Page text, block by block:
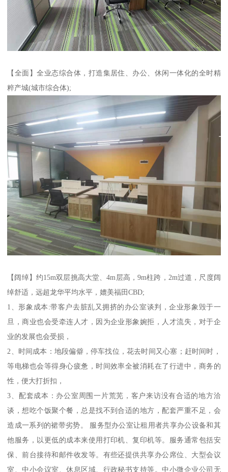
【全面】全业态综合体，打造集居住、办公、休闲一体化的全时精
粹产城(城市综合体);
【阔绰】约15m双层挑高大堂、4m层高，9m柱跨，2m过道，尺度阔
绰舒适，远超龙华平均水平，媲美福田CBD;
1、形象成本:带客户去脏乱又拥挤的办公室谈判，企业形象毁于一
旦，商业也会受牵连人才，因为企业形象婉拒，人才流失，对于企
业的发展也会受损，
2、时间成本：地段偏僻，停车找位，花去时间又心塞；赶时间时，
等电梯也会等得身心疲惫，时间效率全被消耗在了行进中，商务的
性，便大打折扣，
3、配套成本：办公室周围一片荒芜，客户来访没有合适的地方洽
谈，想吃个饭聚个餐，总是找不到合适的地方，配套严重不足，会
造成一系列的裙带劣势。 服务型办公室让租用者共享办公设备和其
他服务，以更低的成本来使用打印机、复印机等。服务通常包括安
保、前台接待和邮件收发等。有些还提供共享办公席位、大型会议
室、中小会议室、休息区域、行政秘书支持等。中小微企业公司无